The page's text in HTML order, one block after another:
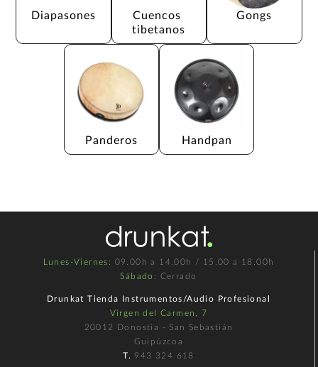
Diapasones
Cuencos
tibetanos
Gongs
Panderos Handpan
Lunes-Viernes : 09.00h a 14.00h / 15.00 a 18.00h
Sábado : Cerrado
Drunkat Tienda Instrumentos/Audio Profesional
Virgen del Carmen, 7
20012 Donostia - San Sebastián
Guipúzcoa
T. 943 324 618